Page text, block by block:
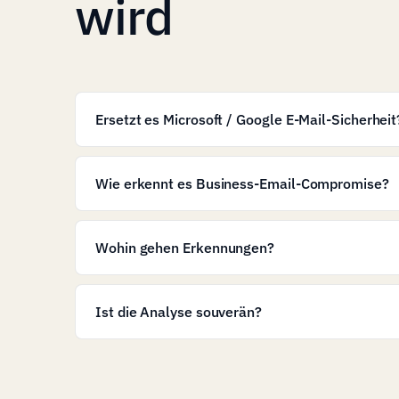
wird
Ersetzt es Microsoft / Google E-Mail-
Wie erkennt es Business-Email-Compromise?
Wohin gehen Erkennungen?
Ist die Analyse souverän?